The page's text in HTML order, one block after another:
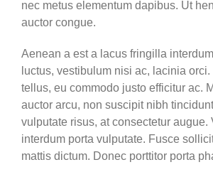
nec metus elementum dapibus. Ut
auctor congue.
Aenean a est a lacus fringilla
luctus, vestibulum nisi ac, lacinia
tellus, eu commodo justo efficitur ac.
auctor arcu, non suscipit nibh
vulputate risus, at consectetur augue.
interdum porta vulputate. Fusce
mattis dictum. Donec porttitor porta